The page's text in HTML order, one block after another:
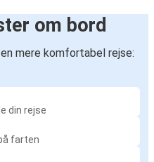
om bord
mere komfortabel rejse:
din rejse
farten